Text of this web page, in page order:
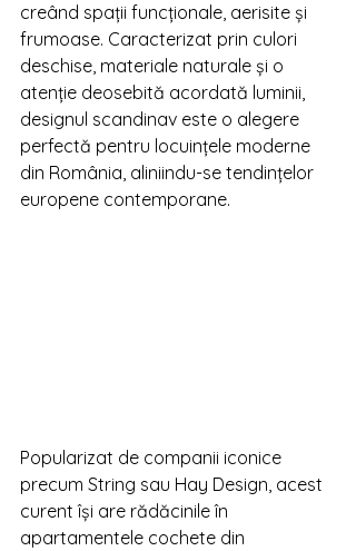
creând spații funcționale, aerisite și
frumoase. Caracterizat prin culori
deschise, materiale naturale și o
atenție deosebită acordată luminii,
designul scandinav este o alegere
perfectă pentru locuințele moderne
din România, aliniindu-se tendințelor
europene contemporane.
Popularizat de companii iconice
precum String sau Hay Design, acest
curent își are rădăcinile în
apartamentele cochete din